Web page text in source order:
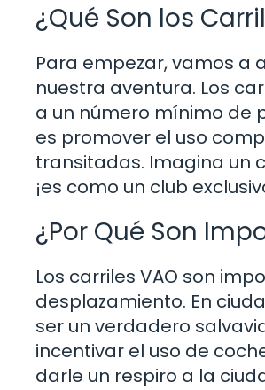
¿Qué Son los
Para empezar, vamos a
nuestra aventura. Los
a un número mínimo de
es promover el uso
transitadas. Imagina un
¡es como un club
¿Por Qué Son
Los carriles VAO son
desplazamiento. En
ser un verdadero
incentivar el uso de
darle un respiro a la